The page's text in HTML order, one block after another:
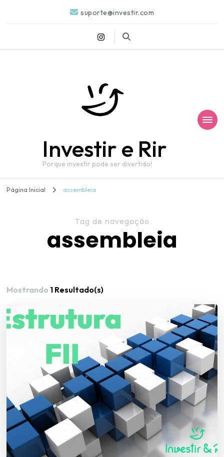
suporte@investir.com
Investir e Rir
Porque investir pode ser divertido!
Página Inicial assembleia
Tag de navegação
assembleia
Mostrando 1 Resultado(s)